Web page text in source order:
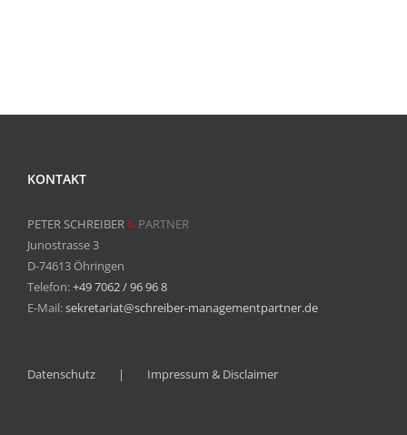
KONTAKT
PETER SCHREIBER& PARTNER
Junostrasse 3
D-74613 Öhringen
Telefon:+49 7062 / 96 96 8
E-Mail:sekretariat@schreiber-managementpartner.de
Datenschutz Impressum & Disclaimer